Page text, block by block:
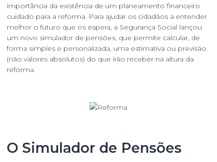
importância da existência de um planeamento financeiro
cuidado para a reforma. Para ajudar os cidadãos a entender
melhor o futuro que os espera, a Segurança Social lançou
um novo simulador de pensões, que permite calcular, de
forma simples e personalizada, uma estimativa ou previsão
(não valores absolutos) do que irão receber na altura da
reforma.
O Simulador de Pensões